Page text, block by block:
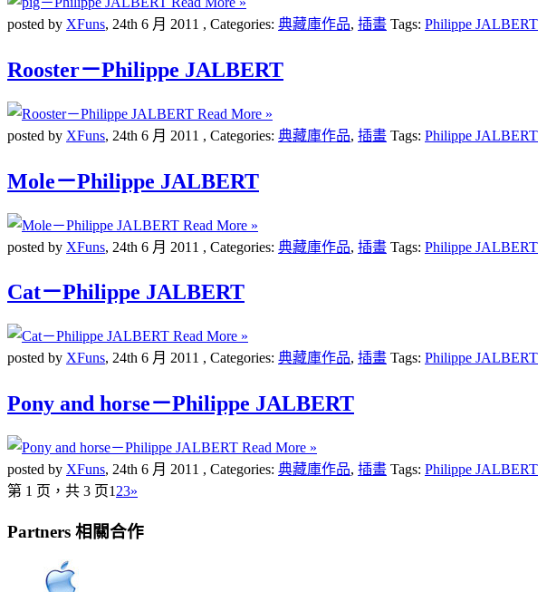
posted by XFuns, 24th 6 月 2011 , Categories: 典藏庫作品, 插畫 Tags: Philippe JALBERT
Rooster－Philippe JALBERT
Read More »
posted by XFuns, 24th 6 月 2011 , Categories: 典藏庫作品, 插畫 Tags: Philippe JALBERT
Mole－Philippe JALBERT
Read More »
posted by XFuns, 24th 6 月 2011 , Categories: 典藏庫作品, 插畫 Tags: Philippe JALBERT
Cat－Philippe JALBERT
Read More »
posted by XFuns, 24th 6 月 2011 , Categories: 典藏庫作品, 插畫 Tags: Philippe JALBERT
Pony and horse－Philippe JALBERT
Read More »
posted by XFuns, 24th 6 月 2011 , Categories: 典藏庫作品, 插畫 Tags: Philippe JALBERT
第 1 页，共 3 页1 23»
Partners 相關合作